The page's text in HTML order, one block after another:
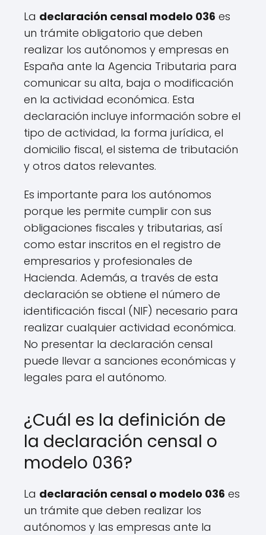
La declaración censal modelo 036 es
un trámite obligatorio que deben
realizar los autónomos y empresas en
España ante la Agencia Tributaria para
comunicar su alta, baja o modificación
en la actividad económica. Esta
declaración incluye información sobre el
tipo de actividad, la forma jurídica, el
domicilio fiscal, el sistema de tributación
y otros datos relevantes.
Es importante para los autónomos
porque les permite cumplir con sus
obligaciones fiscales y tributarias, así
como estar inscritos en el registro de
empresarios y profesionales de
Hacienda. Además, a través de esta
declaración se obtiene el número de
identificación fiscal (NIF) necesario para
realizar cualquier actividad económica.
No presentar la declaración censal
puede llevar a sanciones económicas y
legales para el autónomo.
¿Cuál es la definición de
la declaración censal o
modelo 036?
La declaración censal o modelo 036 es
un trámite que deben realizar los
autónomos y las empresas ante la